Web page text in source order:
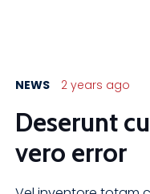
NEWS 2 years ago
Deserunt
vero error